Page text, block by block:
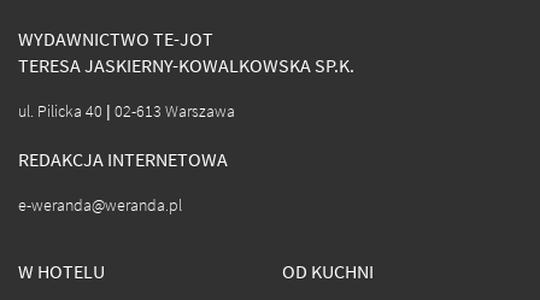
WYDAWNICTWO TE-JOT
TERESA JASKIERNY-KOWALKOWSKA SP.K.
ul. Pilicka 40 | 02-613 Warszawa
REDAKCJA INTERNETOWA
e-weranda@weranda.pl
W HOTELU OD KUCHNI